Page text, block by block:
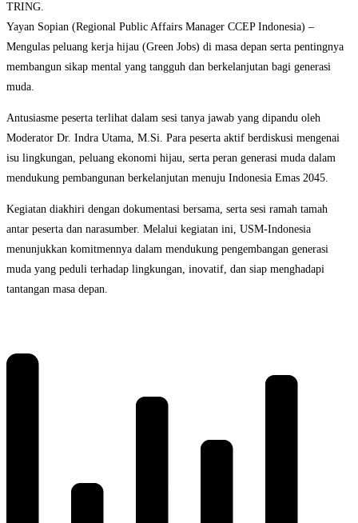
TRING.
Yayan Sopian (Regional Public Affairs Manager CCEP Indonesia) –
Mengulas peluang kerja hijau (Green Jobs) di masa depan serta pentingnya
membangun sikap mental yang tangguh dan berkelanjutan bagi generasi
muda.
Antusiasme peserta terlihat dalam sesi tanya jawab yang dipandu oleh
Moderator Dr. Indra Utama, M.Si. Para peserta aktif berdiskusi mengenai
isu lingkungan, peluang ekonomi hijau, serta peran generasi muda dalam
mendukung pembangunan berkelanjutan menuju Indonesia Emas 2045.
Kegiatan diakhiri dengan dokumentasi bersama, serta sesi ramah tamah
antar peserta dan narasumber. Melalui kegiatan ini, USM-Indonesia
menunjukkan komitmennya dalam mendukung pengembangan generasi
muda yang peduli terhadap lingkungan, inovatif, dan siap menghadapi
tantangan masa depan.